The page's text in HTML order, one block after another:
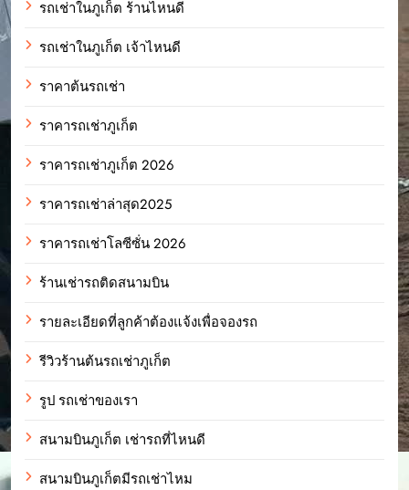
รถเช่าในภูเก็ต ร้านไหนดี
รถเช่าในภูเก็ต เจ้าไหนดี
ราคาต้นรถเช่า
ราคารถเช่าภูเก็ต
ราคารถเช่าภูเก็ต 2026
ราคารถเช่าล่าสุด2025
ราคารถเช่าโลซีซั่น 2026
ร้านเช่ารถติดสนามบิน
รายละเอียดที่ลูกค้าต้องแจ้งเพื่อจองรถ
รีวิวร้านต้นรถเช่าภูเก็ต
รูป รถเช่าของเรา
สนามบินภูเก็ต เช่ารถที่ไหนดี
สนามบินภูเก็ตมีรถเช่าไหม